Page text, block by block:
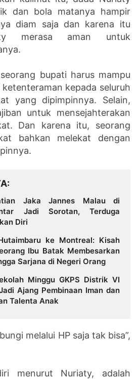
dan bola matanya hampir
diam saja dan karena itu
merasa aman untuk
bupati harus mampu
kepada seluruh
yang dipimpinnya. Selain,
untuk mensejahterakan
Dan karena itu, seorang
bahkan melekat dengan
Jaka Jannes Malau di
Jadi Sorotan, Terduga
Diri
ke Montreal: Kisah
Ibu Batak Membesarkan
Sarjana di Negeri Orang
Minggu GKPS Distrik VI
Ajang Pembinaan Iman dan
Talenta Anak
melalui HP saja tak bisa”,
menurut Nuriaty, adalah